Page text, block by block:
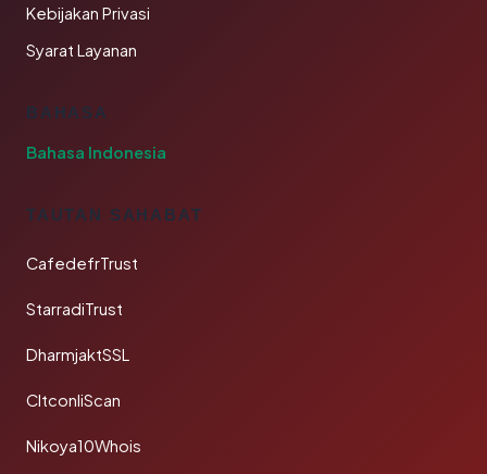
Kebijakan Privasi
Syarat Layanan
BAHASA
Bahasa Indonesia
TAUTAN SAHABAT
CafedefrTrust
StarradiTrust
DharmjaktSSL
CltconliScan
Nikoya10Whois